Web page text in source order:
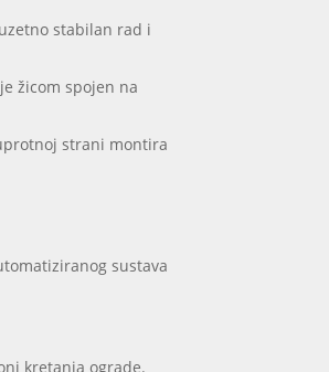
stabilan rad i
žicom spojen na
strani montira
sustava
kretanja ograde.